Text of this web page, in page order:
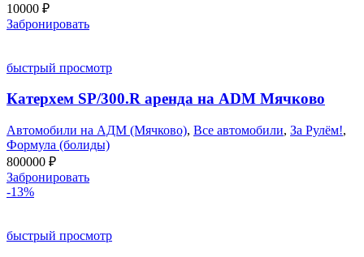
10000 ₽
Забронировать
быстрый просмотр
Катерхем SP/300.R аренда на ADM Мячково
Автомобили на АДМ (Мячково), Все автомобили, За Рулём!,
Формула (болиды)
800000 ₽
Забронировать
-13%
быстрый просмотр